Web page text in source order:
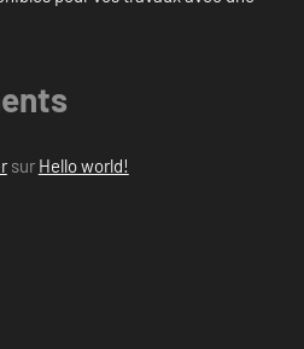
sur Hello world!